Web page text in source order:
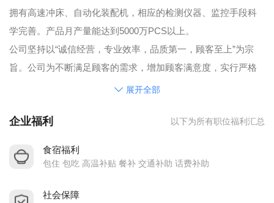
拥有高速冲床、自动化装配机，相应的检测仪器、监控手段科
学完善。产品月产量能达到5000万PCS以上。
公司坚持以“诚信经营，专业效率，品质第一，顾客至上”为宗
旨。公司为不断满足顾客的需求，增加顾客满意度，实行严格
的质量管理，产品质量稳定、越来越得到客户的称赞和好评。
争取实现新的跨越，向国内外大中型企业行列迈进，创造灿烂
展开全部
企业福利 以下为所有职位福利汇总
食宿福利
包住 包吃 高温补贴 餐补 交通补助 话费补助
社会保障